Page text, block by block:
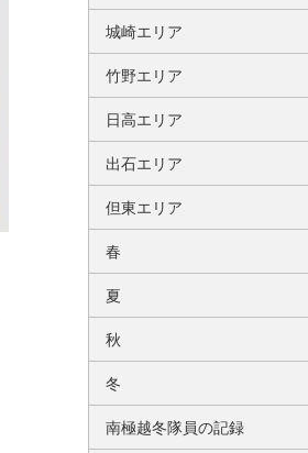
城崎エリア
竹野エリア
日高エリア
出石エリア
但東エリア
春
夏
秋
冬
南極越冬隊員の記録